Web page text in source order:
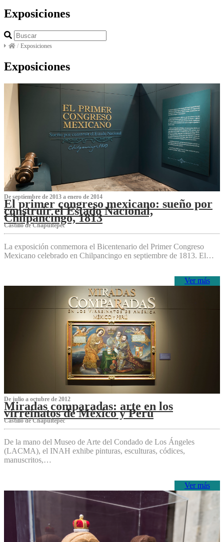
Exposiciones
/ Exposiciones
Exposiciones
De septiembre de 2013 a enero de 2014
El primer congreso mexicano: sueño por
construir el Estado Nacional,
Chilpancingo, 1813
Castillo de Chapultepec
La exposición conmemora el Bicentenario del Primer Congreso
Mexicano celebrado en Chilpancingo en septiembre de 1813. El…
Ver más
De julio a octubre de 2012
Miradas comparadas: arte en los
virreinatos de México y Perú
Castillo de Chapultepec
De la mano del Museo de Arte del Condado de Los Ángeles
(LACMA), el INAH exhibe pinturas, esculturas, códices,
manuscritos,…
Ver más